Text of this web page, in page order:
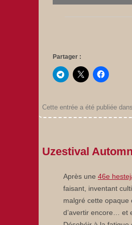
Partager :
Cette entrée a été publiée dans
Uzestival
Après une46e
faisant, inventant
malgré cette opaque
d’avertir encore… et